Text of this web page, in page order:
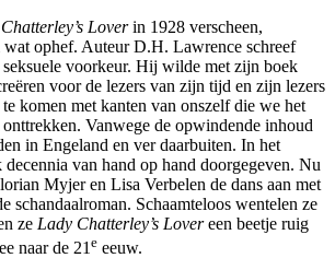
Loverin 1928 verscheen,
wat ophef. Auteur D.H. Lawrence schreef
voorkeur. Hij wilde met zijn boek
voor de lezers van zijn tijd en zijn lezers
komen met kanten van onszelf die we het
Vanwege de opwindende inhoud
in Engeland en ver daarbuiten. In het
van hand op hand doorgegeven. Nu
Myjer en Lisa Verbelen de dans aan met
schandaalroman. Schaamteloos wentelen ze
ze Lady Chatterley’s Lovereen beetje ruig
naar de 21 e eeuw.